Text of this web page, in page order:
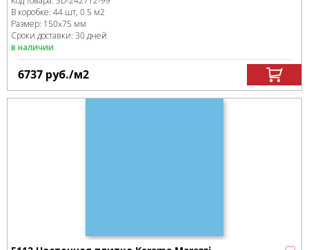
В коробке: 44 шт, 0.5 м2
Размер: 150x75 мм
Сроки доставки: 30 дней
в наличии
6737 руб./м2